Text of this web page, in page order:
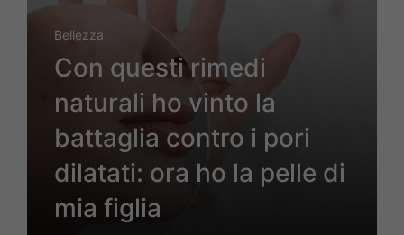
Bellezza
Con questi rimedi
naturali ho vinto la
battaglia contro i pori
dilatati: ora ho la pelle di
mia figlia